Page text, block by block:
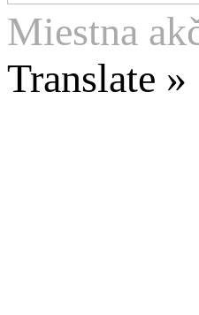
Miestna
Translate »